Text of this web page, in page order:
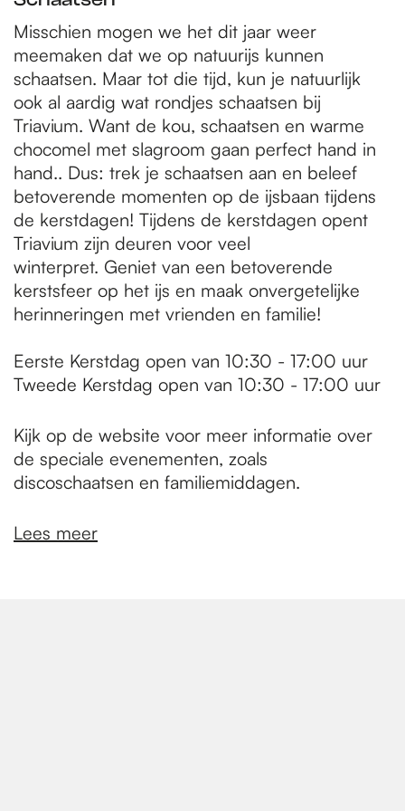
Misschien mogen we het dit jaar weer
meemaken dat we op natuurijs kunnen
schaatsen. Maar tot die tijd, kun je natuurlijk
ook al aardig wat rondjes schaatsen bij
Triavium. Want de kou, schaatsen en warme
chocomel met slagroom gaan perfect hand in
hand.. Dus: trek je schaatsen aan en beleef
betoverende momenten op de ijsbaan tijdens
de kerstdagen! Tijdens de kerstdagen opent
Triavium zijn deuren voor veel
winterpret. Geniet van een betoverende
kerstsfeer op het ijs en maak onvergetelijke
herinneringen met vrienden en familie!
Eerste Kerstdag open van 10:30 - 17:00 uur
Tweede Kerstdag open van 10:30 - 17:00 uur
Kijk op de website voor meer informatie over
de speciale evenementen, zoals
discoschaatsen en familiemiddagen.
Lees meer